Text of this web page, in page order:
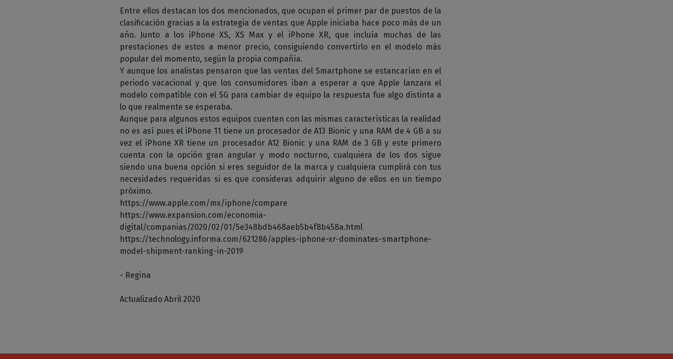
Entre ellos destacan los dos mencionados, que ocupan el primer par de puestos de la
clasificación gracias a la estrategia de ventas que Apple iniciaba hace poco más de un
año. Junto a los iPhone XS, XS Max y el iPhone XR, que incluía muchas de las
prestaciones de estos a menor precio, consiguiendo convertirlo en el modelo más
popular del momento, según la propia compañía.
Y aunque los analistas pensaron que las ventas del Smartphone se estancarían en el
periodo vacacional y que los consumidores iban a esperar a que Apple lanzara el
modelo compatible con el 5G para cambiar de equipo la respuesta fue algo distinta a
lo que realmente se esperaba.
Aunque para algunos estos equipos cuenten con las mismas características la realidad
no es así pues el iPhone 11 tiene un procesador de A13 Bionic y una RAM de 4 GB a su
vez el iPhone XR tiene un procesador A12 Bionic y una RAM de 3 GB y este primero
cuenta con la opción gran angular y modo nocturno, cualquiera de los dos sigue
siendo una buena opción si eres seguidor de la marca y cualquiera cumplirá con tus
necesidades requeridas si es que consideras adquirir alguno de ellos en un tiempo
próximo.
https://www.apple.com/mx/iphone/compare
https://www.expansion.com/economia-
digital/companias/2020/02/01/5e348bdb468aeb5b4f8b458a.html
https://technology.informa.com/621286/apples-iphone-xr-dominates-smartphone-
model-shipment-ranking-in-2019
- Regina
Actualizado Abril 2020